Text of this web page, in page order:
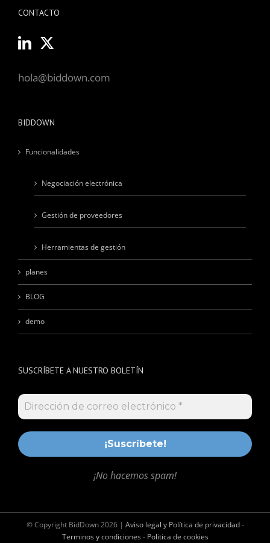
CONTACTO
hola@biddown.com
BIDDOWN
Funcionalidades
Negociación electrónica
Gestión de proveedores
Herramientas de gestión
planes
BLOG
demo
SUSCRÍBETE A NUESTRO BOLETÍN
¡No hacemos spam!
© Copyright BidDown2026 | Aviso legal y Política de privacidad-
Terminos y condiciones- Politica de cookies